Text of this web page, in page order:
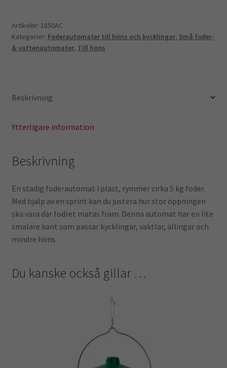
Artikelnr: 1850AC
Kategorier: Foderautomater till höns och kycklingar, Små foder-
& vattenautomater, Till höns
Beskrivning
Ytterligare information
Beskrivning
En stadig foderautomat i plast, rymmer cirka 5 kg foder.
Med hjälp av en sprint kan du justera hur stor öppningen
ska vara där fodret matas fram. Denna automat har en lite
smalare kant som passar kycklingar, vaktlar, ällingar och
mindre höns.
Du kanske också gillar …